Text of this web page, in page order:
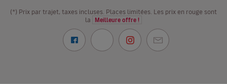
(*) Prix par trajet, taxes incluses. Places limitées. Les prix en rouge sont
la
Meilleure offre !